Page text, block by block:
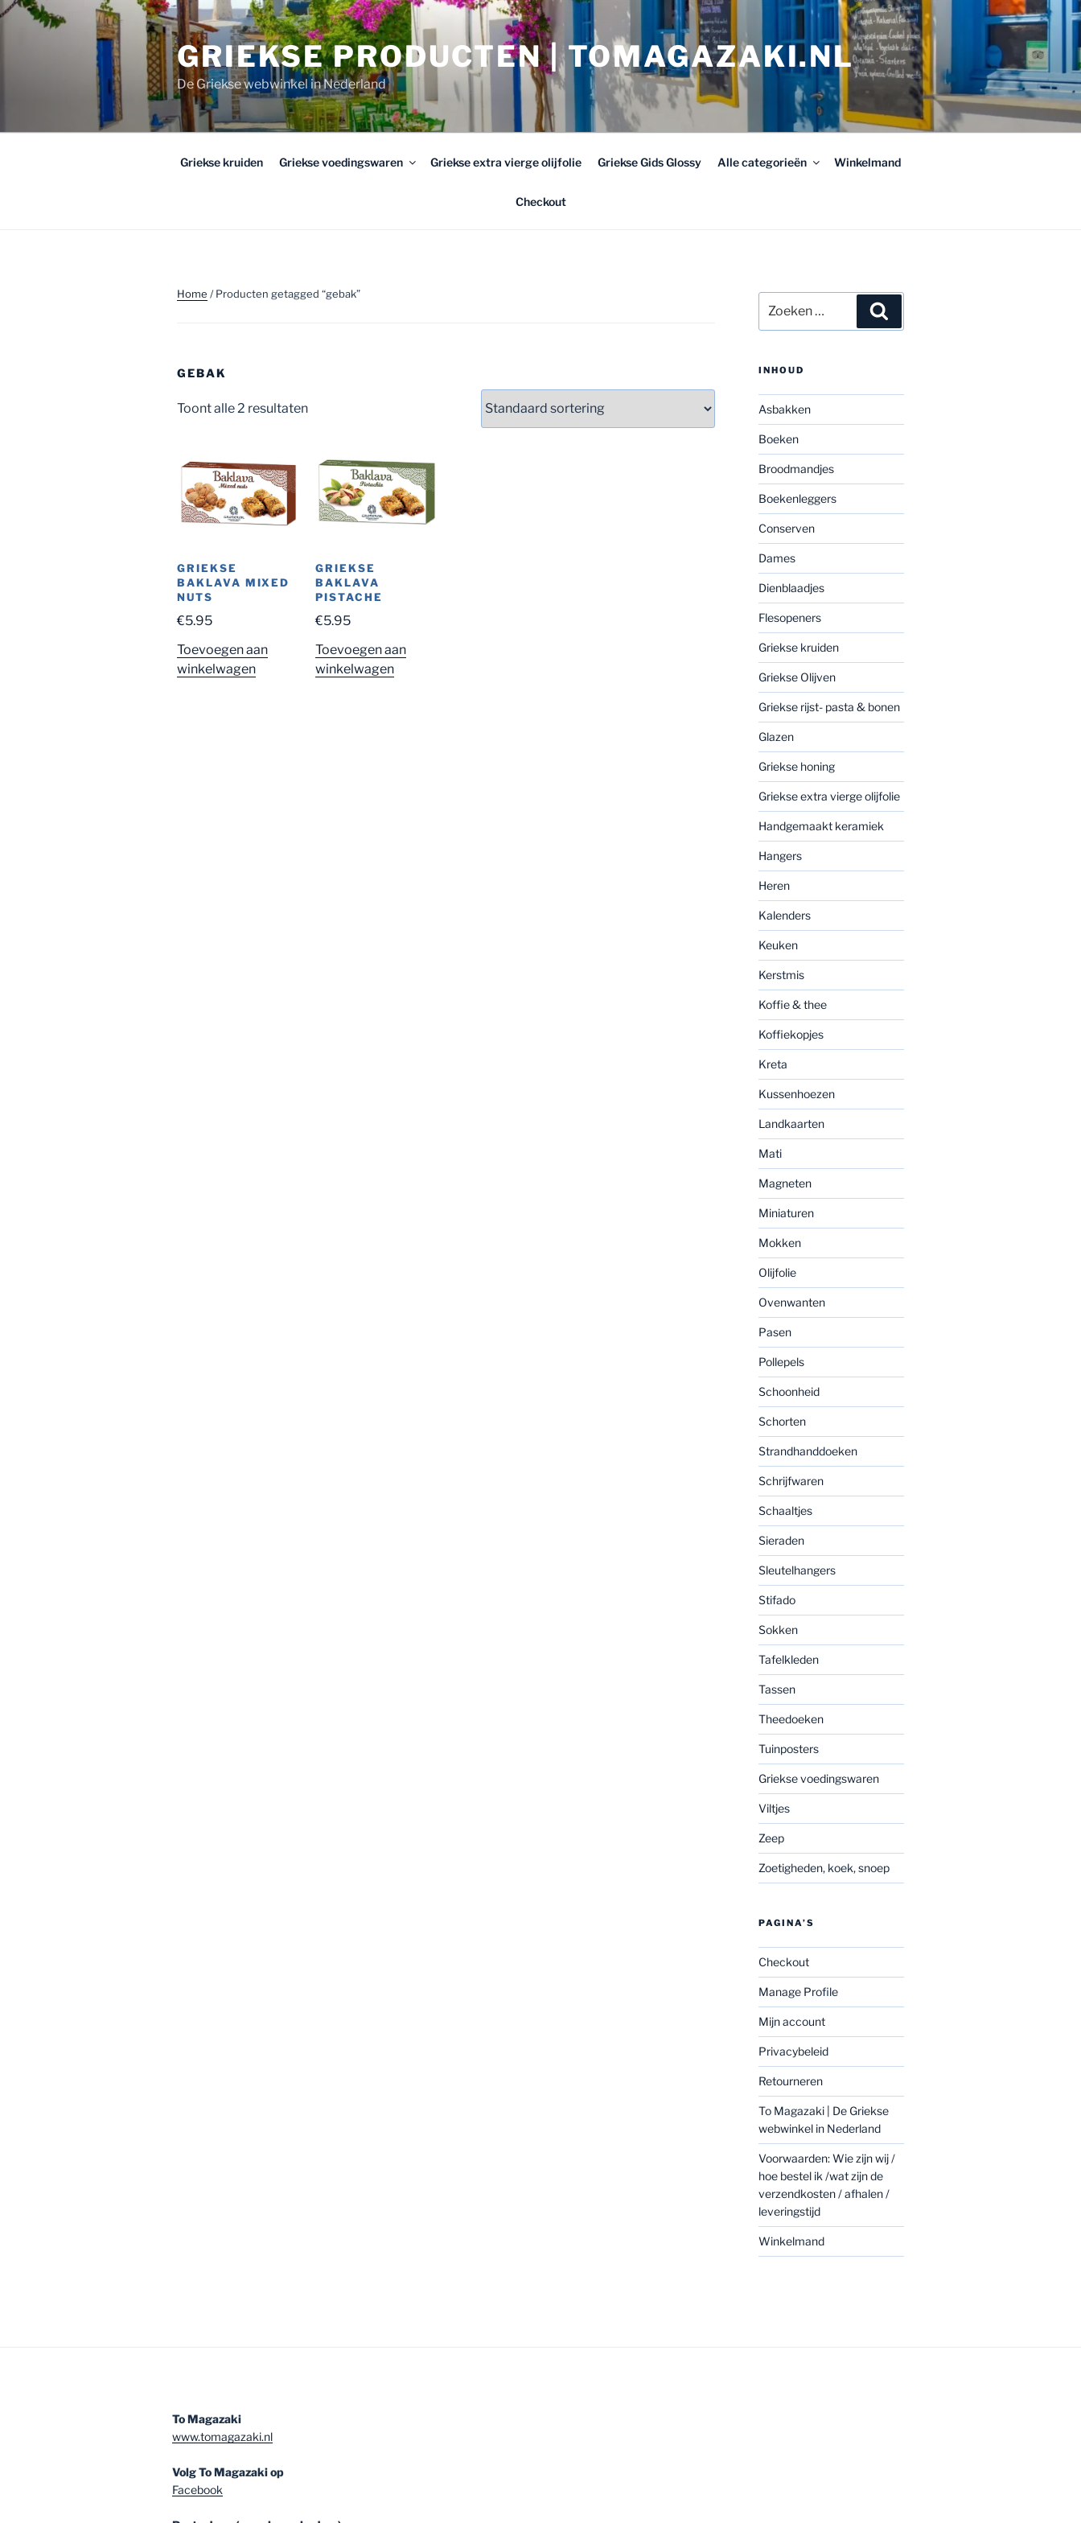
Ga
GRIEKSE PRODUCTEN | TOMAGAZAKI.NL
De Griekse webwinkel in Nederland
Griekse kruiden Griekse voedingswaren Griekse extra vierge olijfolie Griekse Gids Glossy Alle categorieën Winkelmand
Checkout
Home / Producten getagged “gebak”
GEBAK
Toont alle 2 resultaten
GRIEKSE
BAKLAVA MIXED
NUTS
€5.95
Toevoegen aan
winkelwagen
GRIEKSE
BAKLAVA
PISTACHE
€5.95
Toevoegen aan
winkelwagen
naar:
INHOUD
Asbakken
Boeken
Broodmandjes
Boekenleggers
Conserven
Dames
Dienblaadjes
Flesopeners
Griekse kruiden
Griekse Olijven
Griekse rijst- pasta & bonen
Glazen
Griekse honing
Griekse extra vierge olijfolie
Handgemaakt keramiek
Hangers
Heren
Kalenders
Keuken
Kerstmis
Koffie & thee
Koffiekopjes
Kreta
Kussenhoezen
Landkaarten
Mati
Magneten
Miniaturen
Mokken
Olijfolie
Ovenwanten
Pasen
Pollepels
Schoonheid
Schorten
Strandhanddoeken
Schrijfwaren
Schaaltjes
Sieraden
Sleutelhangers
Stifado
Sokken
Tafelkleden
Tassen
Theedoeken
Tuinposters
Griekse voedingswaren
Viltjes
Zeep
Zoetigheden, koek, snoep
PAGINA’S
Checkout
Manage Profile
Mijn account
Privacybeleid
Retourneren
To Magazaki | De Griekse
webwinkel in Nederland
Voorwaarden: Wie zijn wij /
hoe bestel ik /wat zijn de
verzendkosten / afhalen /
leveringstijd
Winkelmand
To Magazaki
www.tomagazaki.nl
Volg To Magazaki op
Facebook